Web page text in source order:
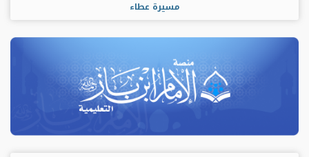
مسيرة عطاء